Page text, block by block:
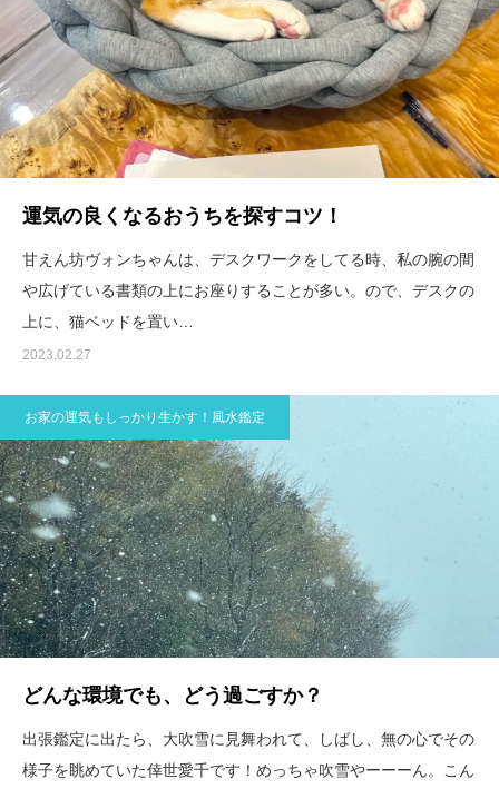
運気の良くなるおうちを探すコツ！
甘えん坊ヴォンちゃんは、デスクワークをしてる時、私の腕の間
や広げている書類の上にお座りすることが多い。ので、デスクの
上に、猫ベッドを置い…
2023.02.27
お家の運気もしっかり生かす！風水鑑定
どんな環境でも、どう過ごすか？
出張鑑定に出たら、大吹雪に見舞われて、しばし、無の心でその
様子を眺めていた倖世愛千です！めっちゃ吹雪やーーーん。こん